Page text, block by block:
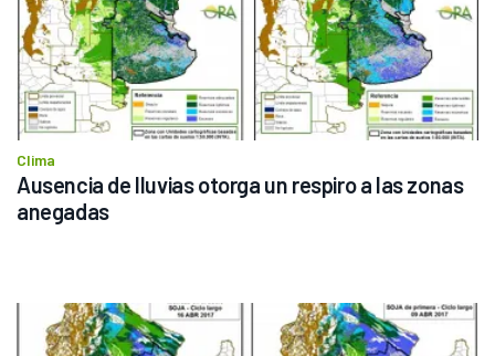
Clima
Ausencia de lluvias otorga un respiro a las zonas
anegadas